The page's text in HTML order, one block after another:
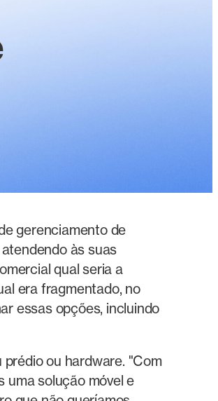
gerenciamento de
às suas
qual seria a
era fragmentado, no
essas opções, incluindo
ou hardware. "Com
uma solução móvel e